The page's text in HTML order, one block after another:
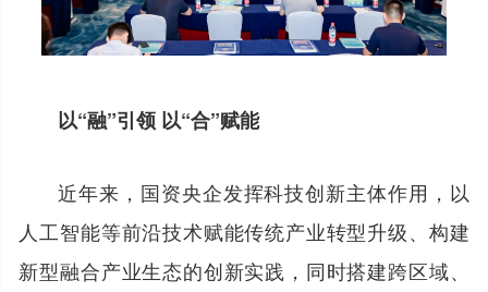
以“融”引领 以“合”赋能
近年来，国资央企发挥科技创新主体作用，以
人工智能等前沿技术赋能传统产业转型升级、构建
新型融合产业生态的创新实践，同时搭建跨区域、